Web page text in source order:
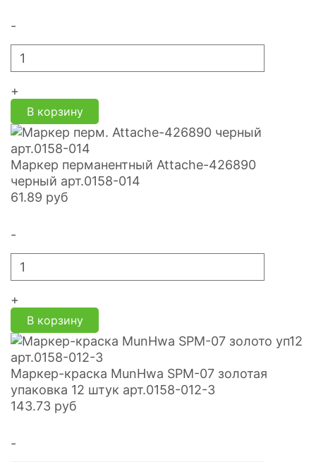
-
+
В корзину
Маркер перманентный Attache-426890
черный арт.0158-014
61.89 руб
-
+
В корзину
Маркер-краска MunHwa SPM-07 золотая
упаковка 12 штук арт.0158-012-3
143.73 руб
-